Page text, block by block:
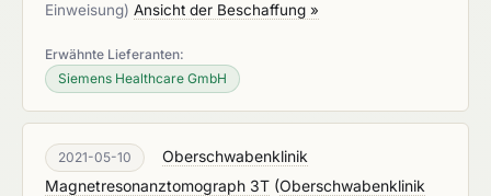
Einweisung) Ansicht der Beschaffung »
Erwähnte Lieferanten:
Siemens Healthcare GmbH
2021-05-10
Oberschwabenklinik
Magnetresonanztomograph 3T (Oberschwabenklinik